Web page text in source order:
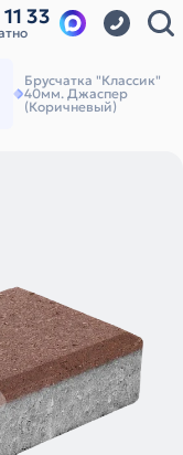
33
Брусчатка "Классик"
40мм. Джаспер
(Коричневый)